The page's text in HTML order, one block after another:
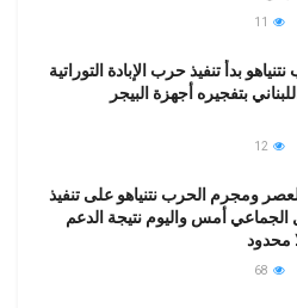
بدأ تنفيذ حرب الإبادة التوراتية
بتفجيره أجهزة البيجر
ومجرم الحرب نتنياهو على تنفيذ
الجماعي أمس واليوم نتيجة الدعم
محدود